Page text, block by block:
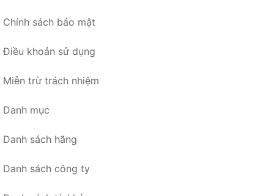
Chính sách bảo mật
Điều khoản sử dụng
Miễn trừ trách nhiệm
Danh mục
Danh sách hãng
Danh sách công ty